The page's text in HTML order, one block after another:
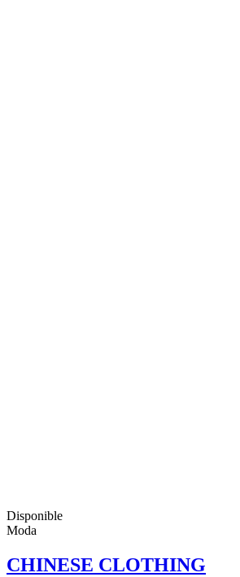
Disponible
Moda
CHINESE CLOTHING